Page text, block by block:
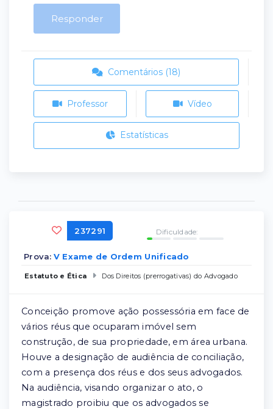
Responder
Comentários (18)
Professor Vídeo
Estatísticas
237291 Dificuldade:
Prova: V Exame de Ordem Unificado
Estatuto e Ética Dos Direitos (prerrogativas) do Advogado
Conceição promove ação possessória em face de
vários réus que ocuparam imóvel sem
construção, de sua propriedade, em área urbana.
Houve a designação de audiência de conciliação,
com a presença dos réus e dos seus advogados.
Na audiência, visando organizar o ato, o
magistrado proibiu que os advogados se